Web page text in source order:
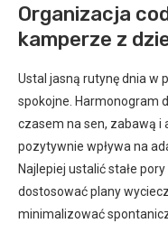
Organizacja
kamperze z
Ustal jasną rutynę dnia w
spokojne. Harmonogram
czasem na sen, zabawą
pozytywnie wpływa na
Najlepiej ustalić stałe
dostosować plany
minimalizować